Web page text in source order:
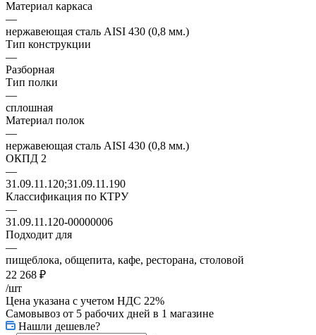
Материал каркаса
—
нержавеющая сталь AISI 430 (0,8 мм.)
Тип конструкции
—
Разборная
Тип полки
—
сплошная
Материал полок
—
нержавеющая сталь AISI 430 (0,8 мм.)
ОКПД 2
—
31.09.11.120;31.09.11.190
Классификация по КТРУ
—
31.09.11.120-00000006
Подходит для
—
пищеблока, общепита, кафе, ресторана, столовой
22 268 ₽
/шт
Цена указана с учетом НДС 22%
Самовывоз от 5 рабочих дней в 1 магазине
Нашли дешевле?